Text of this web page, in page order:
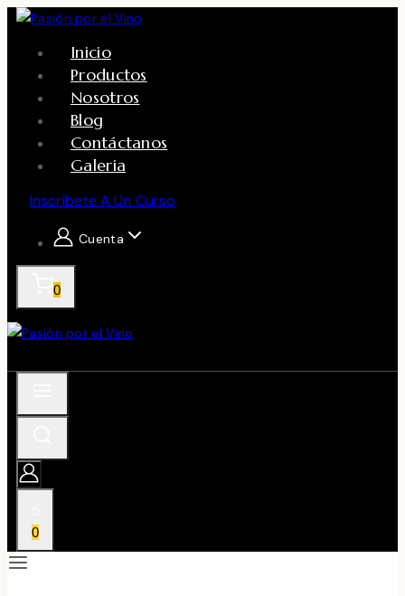
Skip
content
Inicio
Productos
Nosotros
Blog
Contáctanos
Galeria
Inscríbete A Un Curso
Cuenta
0
0